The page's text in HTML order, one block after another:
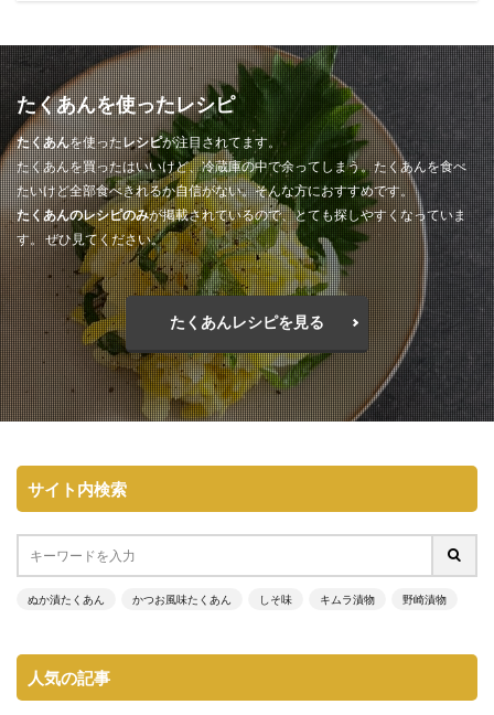
たくあんを使ったレシピ
たくあんを使ったレシピが注目されてます。
たくあんを買ったはいいけど、冷蔵庫の中で余ってしまう。たくあんを食べ
たいけど全部食べきれるか自信がない。そんな方におすすめです。
たくあんのレシピのみが掲載されているので、とても探しやすくなっていま
す。 ぜひ見てください。
たくあんレシピを見る
サイト内検索
ぬか漬たくあん かつお風味たくあん しそ味 キムラ漬物 野崎漬物
人気の記事